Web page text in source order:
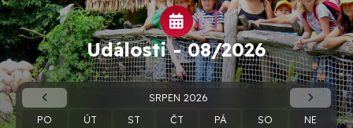
Události -08/2026
SRPEN 2026
PO
ÚT ST ČT PÁ SO
NE